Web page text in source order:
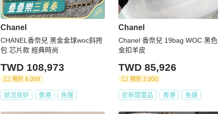
Chanel
CHANEL香奈兒 黑金金球woc斜挎
包 芯片款 經典時尚
TWD 108,973
現折 8,000
狀況良好 香港 免運
Chanel
Chanel 香奈兒 19bag WOC 黑色
金扣羊皮
TWD 85,926
現折 2,000
近新閒置品 香港 免運